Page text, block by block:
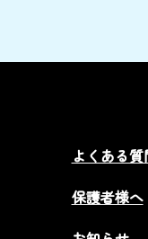
よくある質
保護者様へ